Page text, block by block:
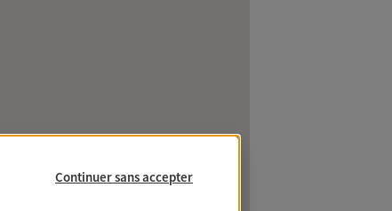
Continuer sans accepter